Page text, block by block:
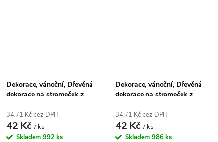
Dekorace, vánoční, Dřevěná
dekorace na stromeček z
oknem, 1ks
34,71 Kč bez DPH
42 Kč/ ks
Skladem 992 ks
Dekorace, vánoční, Dřevěná
dekorace na stromeček z
oknem, 1ks
34,71 Kč bez DPH
42 Kč/ ks
Skladem 986 ks